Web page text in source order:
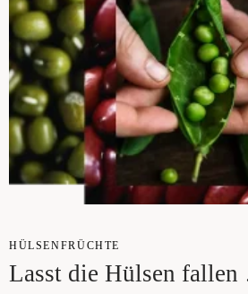
HÜL­SEN­FRÜCH­TE
Lasst die Hül­sen